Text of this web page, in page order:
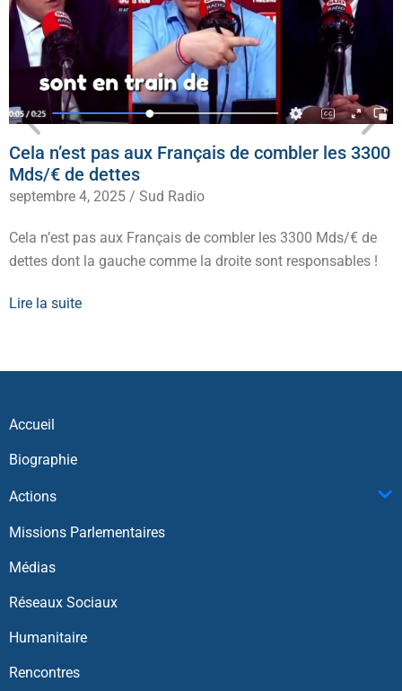
Cela n’est pas aux Français de combler les 3300
Mds/€ de dettes
septembre 4, 2025 / Sud Radio
Cela n’est pas aux Français de combler les 3300 Mds/€ de
dettes dont la gauche comme la droite sont responsables !
Lire la suite
Accueil
Biographie
Actions
Missions Parlementaires
Médias
Réseaux Sociaux
Humanitaire
Rencontres